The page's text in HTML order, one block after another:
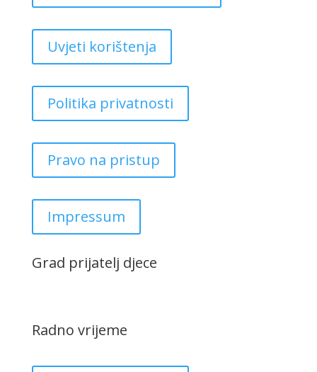
Uvjeti korištenja
Politika privatnosti
Pravo na pristup
Impressum
Grad prijatelj djece
Radno vrijeme